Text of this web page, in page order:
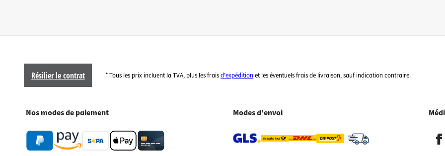
Résilier le contrat * Tous les prix incluent la TVA, plus les fraisd'expéditionet les éventuels frais de livraison, sauf indication contraire.
Nos modes de paiement Modes d'envoi